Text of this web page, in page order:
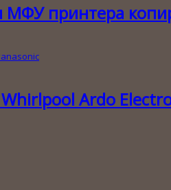
МФУ принтера
Ardo